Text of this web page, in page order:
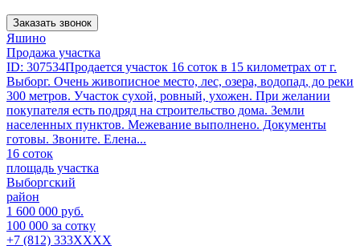
Заказать звонок
Яшино
Продажа участка
ID: 307534Продается участок 16 соток в 15 километрах от г.
Выборг. Очень живописное место, лес, озера, водопад, до реки
300 метров. Участок сухой, ровный, ухожен. При желании
покупателя есть подряд на строительство дома. Земли
населенных пунктов. Межевание выполнено. Документы
готовы. Звоните. Елена...
16 соток
площадь участка
Выборгский
район
1 600 000 руб.
100 000 за сотку
+7 (812) 333XXXX